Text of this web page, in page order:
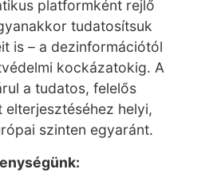
platformként rejlő
tudatosítsuk
is – a dezinformációtól
kockázatokig. A
a tudatos, felelős
elterjesztéséhez helyi,
szinten egyaránt.